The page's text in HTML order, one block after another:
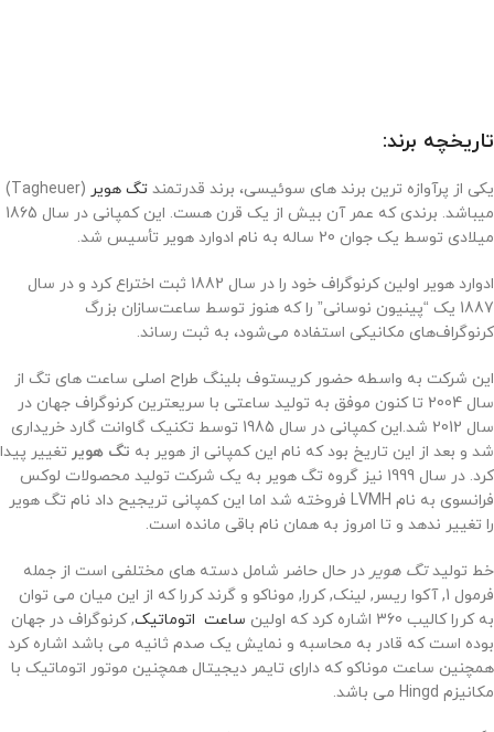
تاریخچه برند:
یکی از پرآوازه ترین برند های سوئیسی، برند قدرتمند تگ هویر
(Tagheuer)
میباشد. برندی که عمر آن بیش از یک قرن هست. این کمپانی در سال 1865
میلادی توسط یک جوان 20 ساله به نام ادوارد هویر تأسیس شد.
ادوارد هویر اولین کرنوگراف خود را در سال 1882 ثبت اختراع کرد و در سال
1887 یک “پینیون نوسانی” را که هنوز توسط ساعت‌سازان بزرگ
کرنوگراف‌های مکانیکی استفاده می‌شود، به ثبت رساند.
این شرکت به واسطه حضور کریستوف بلینگ طراح اصلی ساعت های تگ از
سال 2004 تا کنون موفق به تولید ساعتی با سریعترین کرنوگراف جهان در
سال 2012 شد.این کمپانی در سال 1985 توسط تکنیک گاوانت گارد خریداری
شد و بعد از این تاریخ بود که نام این کمپانی از هویر به تگ هویر تغییر پیدا
کرد. در سال 1999 نیز گروه تگ هویر به یک شرکت تولید محصولات لوکس
فرانسوی به نام LVMH فروخته شد اما این کمپانی تریجیح داد نام تگ هویر
را تغییر ندهد و تا امروز به همان نام باقی مانده است.
خط تولیدتگ هویر در حال حاضر شامل دسته های مختلفی است از جمله
فرمول 1, آکوا ریسر, لینک, کررا, موناکو و گرند کررا که از این میان می توان
به کررا کالیب 360 اشاره کرد که اولین
ساعت اتوماتیک, کرنوگراف در جهان
بوده است که قادر به محاسبه و نمایش یک صدم ثانیه می باشد اشاره کرد
همچنین ساعت موناکو که دارای تایمر دیجیتال همچنین موتور اتوماتیک با
مکانیزم Hingd می باشد.